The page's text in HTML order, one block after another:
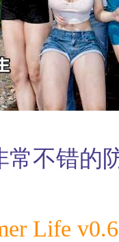
不错的
Life